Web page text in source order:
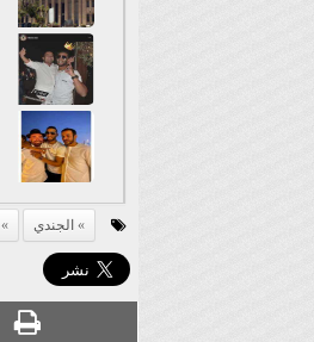
الجندي